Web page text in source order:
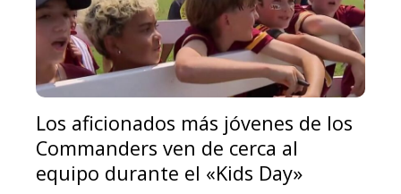
Los aficionados más jóvenes de los
Commanders ven de cerca al
equipo durante el «Kids Day»